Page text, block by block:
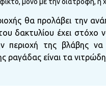
θα προλάβει την
δακτυλίου έχει στόχο
περιοχή της βλάβης
ραγάδας είναι τα